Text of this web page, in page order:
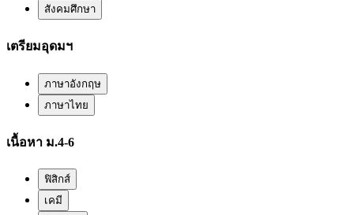
สังคมศึกษา
เตรียมอุดมฯ
ภาษาอังกฤษ
ภาษาไทย
เนื้อหา ม.4-6
ฟิสิกส์
เคมี